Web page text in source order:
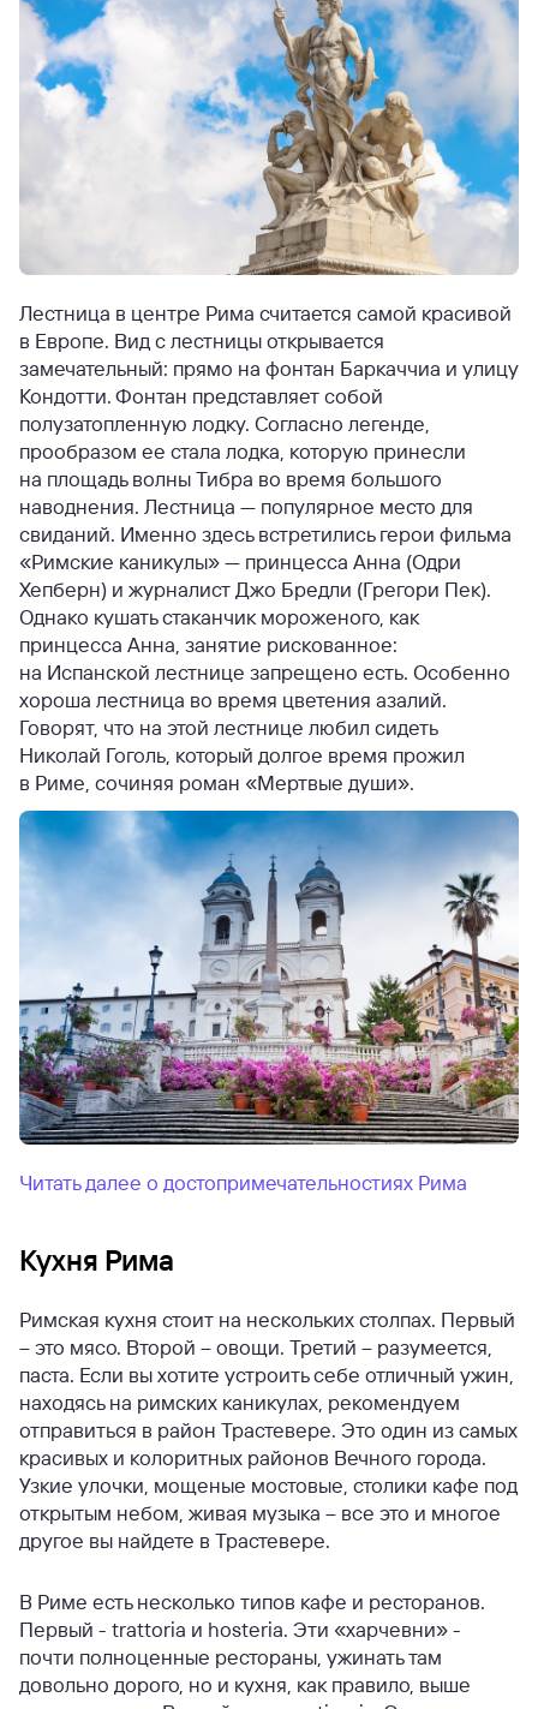
Лестница в центре Рима считается самой красивой
в Европе. Вид с лестницы открывается
замечательный: прямо на фонтан Баркаччиа и улицу
Кондотти. Фонтан представляет собой
полузатопленную лодку. Согласно легенде,
прообразом ее стала лодка, которую принесли
на площадь волны Тибра во время большого
наводнения. Лестница — популярное место для
свиданий. Именно здесь встретились герои фильма
«Римские каникулы» — принцесса Анна (Одри
Хепберн) и журналист Джо Бредли (Грегори Пек).
Однако кушать стаканчик мороженого, как
принцесса Анна, занятие рискованное:
на Испанской лестнице запрещено есть. Особенно
хороша лестница во время цветения азалий.
Говорят, что на этой лестнице любил сидеть
Николай Гоголь, который долгое время прожил
в Риме, сочиняя роман «Мертвые души».
Читать далее о достопримечательностиях Рима
Кухня Рима
Римская кухня стоит на нескольких столпах. Первый
– это мясо. Второй – овощи. Третий – разумеется,
паста. Если вы хотите устроить себе отличный ужин,
находясь на римских каникулах, рекомендуем
отправиться в район Трастевере. Это один из самых
красивых и колоритных районов Вечного города.
Узкие улочки, мощеные мостовые, столики кафе под
открытым небом, живая музыка – все это и многое
другое вы найдете в Трастевере.
В Риме есть несколько типов кафе и ресторанов.
Первый - trattoria и hosteria. Эти «харчевни» -
почти полноценные рестораны, ужинать там
довольно дорого, но и кухня, как правило, выше